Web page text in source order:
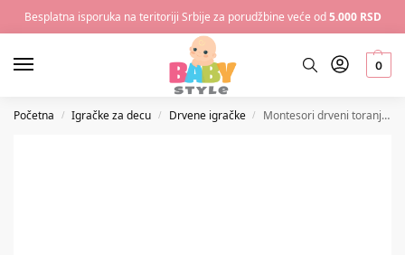
Besplatna isporuka na teritoriji Srbije za porudžbine veće od5.000 RSD
0
Početna / Igračke za decu / Drvene igračke / Montesori drveni toranj 3u1